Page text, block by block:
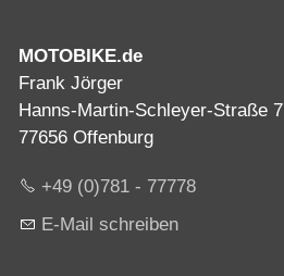
MOTOBIKE.de
Frank Jörger
Hanns-Martin-Schleyer-Straße 7
77656 Offenburg
+49 (0)781 - 77778
E-Mail schreiben